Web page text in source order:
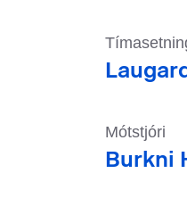
Mótstjóri
Burkni